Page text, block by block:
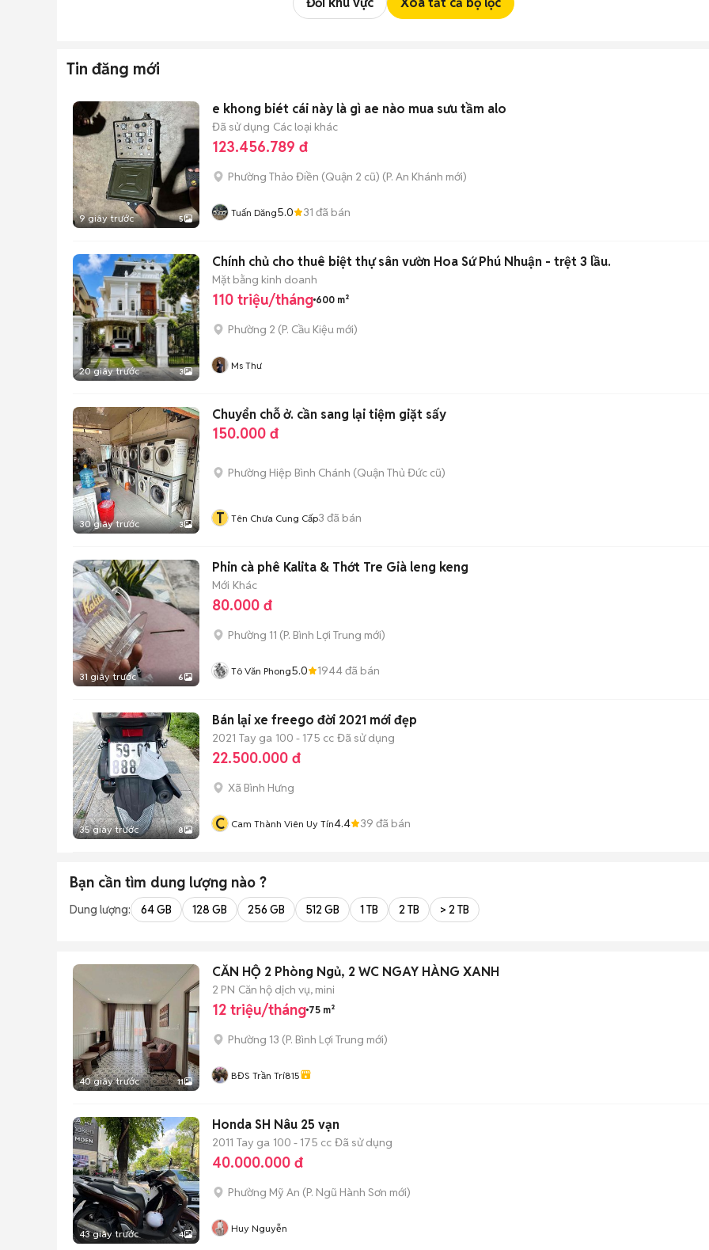
Tin đăng mới
9 giây trước 5
e khong biét cái này là gì ae nào mua sưu tầm alo
Đã sử dụng Các loại khác
123.456.789 đ
Phường Thảo Điền (Quận 2 cũ) (P. An Khánh mới)
Tuấn Dăng5.0 31 đã bán
20 giây trước 3
Chính chủ cho thuê biệt thự sân vườn Hoa Sứ Phú Nhuận - trệt 3 lầu.
Mặt bằng kinh doanh
110 triệu/tháng 600 m²
Phường 2 (P. Cầu Kiệu mới)
Ms Thư
30 giây trước 3
Chuyển chỗ ở. cần sang lại tiệm giặt sấy
150.000 đ
Phường Hiệp Bình Chánh (Quận Thủ Đức cũ)
T Tên Chưa Cung Cấp3 đã bán
31 giây trước 6
Phin cà phê Kalita & Thớt Tre Già leng keng
Mới Khác
80.000 đ
Phường 11 (P. Bình Lợi Trung mới)
Tô Văn Phong5.0 1944đã bán
35 giây trước 8
Bán lại xe freego đời 2021 mới đẹp
2021 Tay ga 100 - 175 cc Đã sử dụng
22.500.000 đ
Xã Bình Hưng
C Cam Thành Viên Uy Tín4.4 39 đã bán
Bạn cần tìm dung lượng nào ?
Dung lượng: 64 GB 128 GB 256 GB 512 GB 1 TB 2 TB > 2 TB
40 giây trước 11
CĂN HỘ 2 Phòng Ngủ, 2 WC NGAY HÀNG XANH
2 PN Căn hộ dịch vụ, mini
12 triệu/tháng 75 m²
Phường 13 (P. Bình Lợi Trung mới)
BĐS Trần Trí815
43 giây trước 4
Honda SH Nâu 25 vạn
2011 Tay ga 100 - 175 cc Đã sử dụng
40.000.000 đ
Phường Mỹ An (P. Ngũ Hành Sơn mới)
Huy Nguyễn